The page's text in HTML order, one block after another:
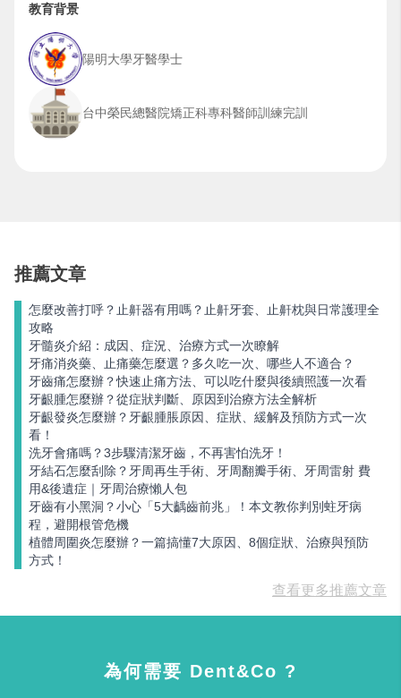
教育背景
陽明大學牙醫學士
台中榮民總醫院矯正科專科醫師訓練完訓
推薦文章
怎麼改善打呼？止鼾器有用嗎？止鼾牙套、止鼾枕與日常護理全
攻略
牙髓炎介紹：成因、症況、治療方式一次瞭解
牙痛消炎藥、止痛藥怎麼選？多久吃一次、哪些人不適合？
牙齒痛怎麼辦？快速止痛方法、可以吃什麼與後續照護一次看
牙齦腫怎麼辦？從症狀判斷、原因到治療方法全解析
牙齦發炎怎麼辦？牙齦腫脹原因、症狀、緩解及預防方式一次
看！
洗牙會痛嗎？3步驟清潔牙齒，不再害怕洗牙！
牙結石怎麼刮除？牙周再生手術、牙周翻瓣手術、牙周雷射 費
用&後遺症｜牙周治療懶人包
牙齒有小黑洞？小心「5大齲齒前兆」！本文教你判別蛀牙病
程，避開根管危機
植體周圍炎怎麼辦？一篇搞懂7大原因、8個症狀、治療與預防
方式！
查看更多推薦文章
為何需要 Dent&Co ?